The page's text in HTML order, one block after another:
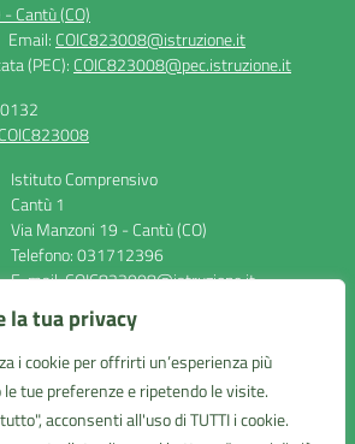
la tua privacy
i cookie per offrirti un’esperienza più
tue preferenze e ripetendo le visite.
acconsenti all'uso di TUTTI i cookie.
Cantù (CO)
Email: COIC823008@istruzione.it
(PEC): COIC823008@pec.istruzione.it
COIC823008
Istituto Comprensivo
Cantù 1
Via Manzoni 19 - Cantù (CO)
Telefono: 031712396
E-mail: COIC823008@istruzione.it
PEC: COIC823008@pec.istruzione.it
COIC823008